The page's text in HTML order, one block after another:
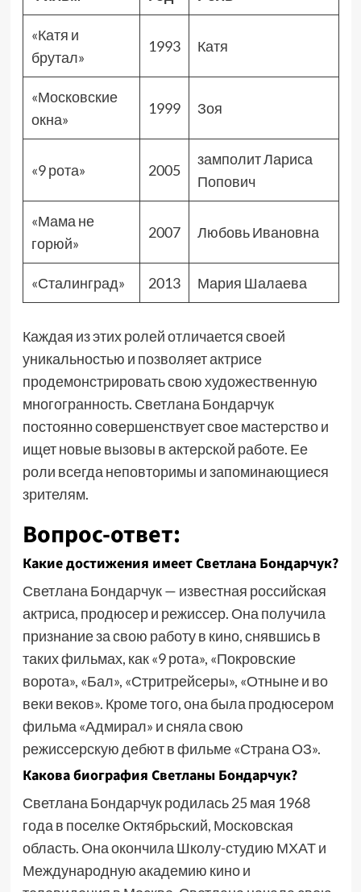
«Катя и
брутал»
1993 Катя
«Московские
окна»
1999 Зоя
«9 рота» 2005
замполит Лариса
Попович
«Мама не
горюй»
2007 Любовь Ивановна
«Сталинград» 2013 Мария Шалаева
Каждая из этих ролей отличается своей
уникальностью и позволяет актрисе
продемонстрировать свою художественную
многогранность. Светлана Бондарчук
постоянно совершенствует свое мастерство и
ищет новые вызовы в актерской работе. Ее
роли всегда неповторимы и запоминающиеся
зрителям.
Вопрос-ответ:
Какие достижения имеет Светлана Бондарчук?
Светлана Бондарчук — известная российская
актриса, продюсер и режиссер. Она получила
признание за свою работу в кино, снявшись в
таких фильмах, как «9 рота», «Покровские
ворота», «Бал», «Стритрейсеры», «Отныне и во
веки веков». Кроме того, она была продюсером
фильма «Адмирал» и сняла свою
режиссерскую дебют в фильме «Страна ОЗ».
Какова биография Светланы Бондарчук?
Светлана Бондарчук родилась 25 мая 1968
года в поселке Октябрьский, Московская
область. Она окончила Школу-студию МХАТ и
Международную академию кино и